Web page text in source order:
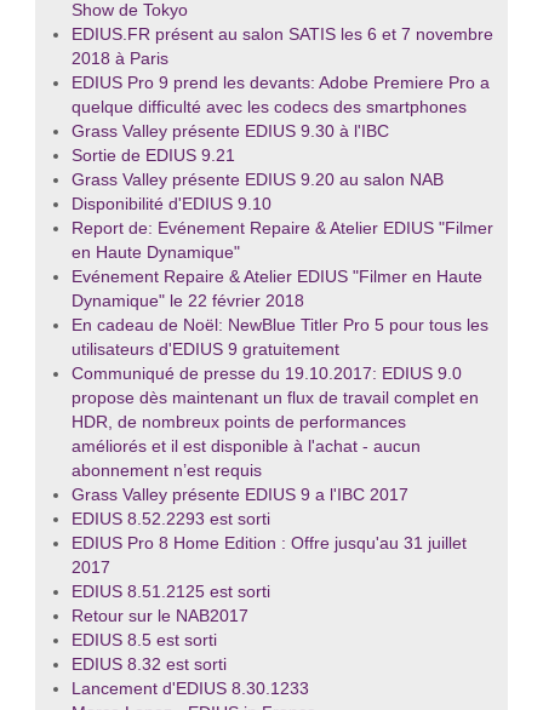
Show de Tokyo
EDIUS.FR présent au salon SATIS les 6 et 7 novembre
2018 à Paris
EDIUS Pro 9 prend les devants: Adobe Premiere Pro a
quelque difficulté avec les codecs des smartphones
Grass Valley présente EDIUS 9.30 à l'IBC
Sortie de EDIUS 9.21
Grass Valley présente EDIUS 9.20 au salon NAB
Disponibilité d'EDIUS 9.10
Report de: Evénement Repaire & Atelier EDIUS "Filmer
en Haute Dynamique"
Evénement Repaire & Atelier EDIUS "Filmer en Haute
Dynamique" le 22 février 2018
En cadeau de Noël: NewBlue Titler Pro 5 pour tous les
utilisateurs d'EDIUS 9 gratuitement
Communiqué de presse du 19.10.2017: EDIUS 9.0
propose dès maintenant un flux de travail complet en
HDR, de nombreux points de performances
améliorés et il est disponible à l'achat - aucun
abonnement n’est requis
Grass Valley présente EDIUS 9 a l'IBC 2017
EDIUS 8.52.2293 est sorti
EDIUS Pro 8 Home Edition : Offre jusqu'au 31 juillet
2017
EDIUS 8.51.2125 est sorti
Retour sur le NAB2017
EDIUS 8.5 est sorti
EDIUS 8.32 est sorti
Lancement d'EDIUS 8.30.1233